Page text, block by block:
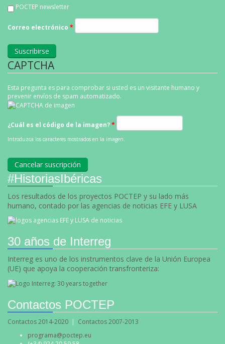
POCTEP newsletter
Correo electrónico *
CAPTCHA
Esta pregunta es para comprobar si usted es un visitante humano y
prevenir envíos de spam automatizado.
¿Cuál es el código de la imagen?*
Introduzca los caracteres mostrados en la imagen.
#HistoriasIbéricas
Los resultados de los proyectos POCTEP y su lado más
humano, contado por las agencias de noticias EFE y LUSA
30 años de Interreg
Interreg es uno de los instrumentos clave de la Unión Europea
(UE) que apoya la cooperación transfronteriza:
Contactos POCTEP
Contactos 2014-2020 | Contactos 2007-2013
programa@poctep.eu